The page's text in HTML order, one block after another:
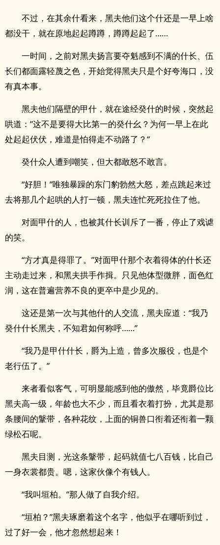
不过，在其余什看来，黑夫他们这个什还是一早上啥
都没干，就在原地起起蹲蹲，蹲蹲起起了……
一时间，之前对黑夫扬言要夺魁感到不满的什长、伍
长们都面露轻蔑之色，开始觉得黑夫只是个好夸海口，没
有真本事。
黑夫他们隔壁的甲什，就在途经癸什的时候，突然起
哄道：”这不是要得大比第一的癸什幺？为何一早上在此
处起起伏伏，难道是怕得走不动路了？“
癸什众人遭到嘲笑，但大都敢怒不敢言。
“好胆！”唯独暴躁的东门豹勃然大怒，差点跳起来过
去将那几个起哄的人打一顿，黑夫连忙死死拉住了他。
对面甲什的人，也被其什长训斥了一番，停止了戏谑
的笑。
“方才真是得罪了。”对面甲什那个衣着得体的什长还
主动走过来，和黑夫拱手作揖。只见他体型微胖，面色红
润，这在普遍营养不良的更卒中是少见的。
这还是第一次与其他什的人交流，黑夫应道：“我乃
癸什什长黑夫，不知君如何称呼……”
“我乃是甲什什长，爵为上造，曾多次服役，也是个
老行伍了。”
来者看似客气，可明显能感到他的傲然，毕竟爵位比
黑夫高一级，年龄也大不少，而且看衣着打扮，尤其是那
条腰间的鞶带，各种花纹，上面的铜兽口衔着还衔着一颗
绿松石呢。
黑夫目测，光这条鞶带，起码就值七八百钱，比自己
一身衣裳都贵。嗯，这家伙像个有钱人。
“我叫垣柏。”那人做了自我介绍。
“垣柏？”黑夫琢磨着这个名字，他似乎在哪听到过，
过了好一会，他才忽然想起来！